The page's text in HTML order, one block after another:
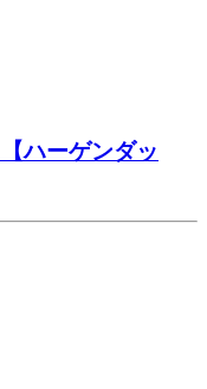
ハーゲンダッ